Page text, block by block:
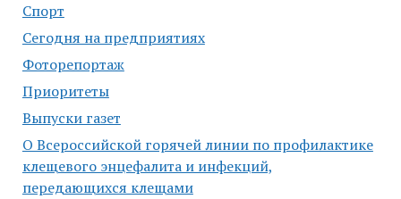
Спорт
Сегодня на предприятиях
Фоторепортаж
Приоритеты
Выпуски газет
О Всероссийской горячей линии по профилактике
клещевого энцефалита и инфекций,
передающихся клещами